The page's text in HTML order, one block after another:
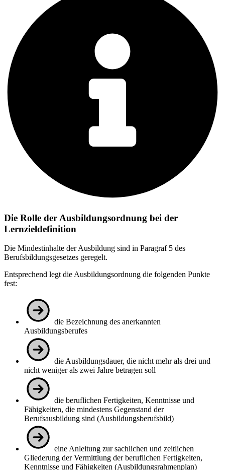
Die Rolle der Ausbildungsordnung bei der
Lernzieldefinition
Die Mindestinhalte der Ausbildung sind in Paragraf 5 des
Berufsbildungsgesetzes geregelt.
Entsprechend legt die Ausbildungsordnung die folgenden Punkte
fest:
die Bezeichnung des anerkannten
Ausbildungsberufes
die Ausbildungsdauer, die nicht mehr als drei und
nicht weniger als zwei Jahre betragen soll
die beruflichen Fertigkeiten, Kenntnisse und
Fähigkeiten, die mindestens Gegenstand der
Berufsausbildung sind (Ausbildungsberufsbild)
eine Anleitung zur sachlichen und zeitlichen
Gliederung der Vermittlung der beruflichen Fertigkeiten,
Kenntnisse und Fähigkeiten (Ausbildungsrahmenplan)